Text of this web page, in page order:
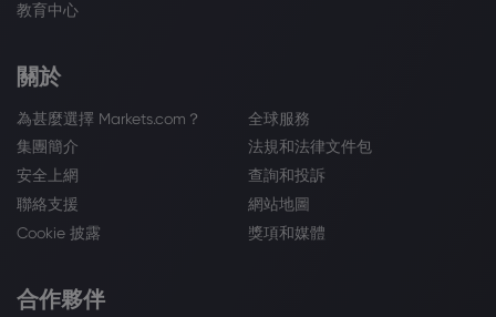
教育中心
關於
為甚麼選擇 Markets.com？
全球服務
集團簡介
法規和法律文件包
安全上網
查詢和投訴
聯絡支援
網站地圖
Cookie 披露
獎項和媒體
合作夥伴